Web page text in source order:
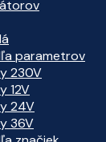
parametrov
230V
12V
24V
36V